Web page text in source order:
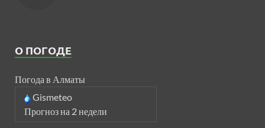
О ПОГОДЕ
Погода в Алматы
Gismeteo
Прогноз на 2 недели